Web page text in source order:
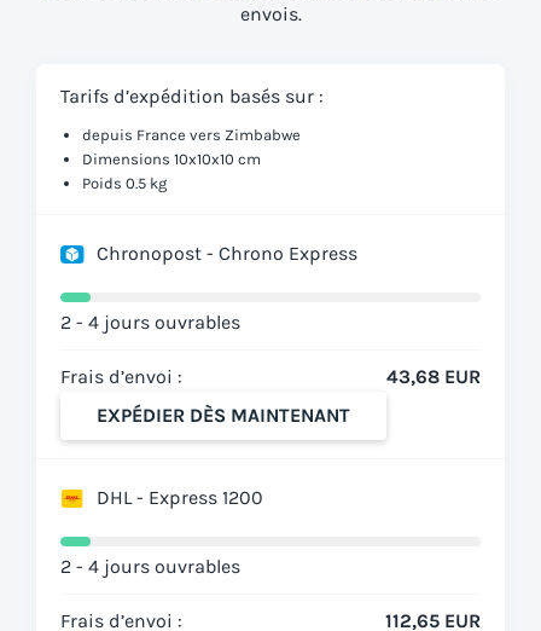
envois.
Tarifs d’expédition basés sur :
depuis France vers Zimbabwe
Dimensions 10x10x10 cm
Poids 0.5 kg
Chronopost - Chrono Express
2 - 4 jours ouvrables
Frais d’envoi :
43,68 EUR
EXPÉDIER DÈS MAINTENANT
DHL - Express 1200
2 - 4 jours ouvrables
Frais d’envoi : 112,65 EUR